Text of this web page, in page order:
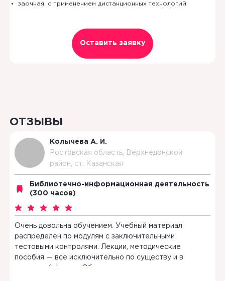
заочная, с применением дистанционных технологий
Оставить заявку
ОТЗЫВЫ
Колычева А. И.
Ростовская область, Верхнедонской
район, ст. Казанская
Библиотечно-информационная деятельность
(300 часов)
Очень довольна обучением. Учебный материал
распределен по модулям с заключительными
тестовыми контролями. Лекции, методические
пособия — все исключительно по существу и в
доступной форме. Общение через электронную